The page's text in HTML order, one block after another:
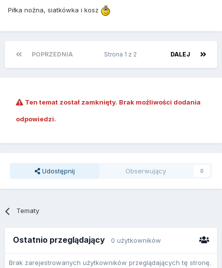
Piłka nożna, siatkówka i kosz
POPRZEDNIA DALEJ
Strona 1 z 2
Ten temat został zamknięty. Brak możliwości dodania
odpowiedzi.
Udostępnij Obserwujący 0
Tematy
Ostatnio przeglądający 0 użytkowników
Brak zarejestrowanych użytkowników przeglądających tę stronę.